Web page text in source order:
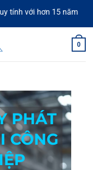
15 năm kinh
0
PHÁT
CÔNG